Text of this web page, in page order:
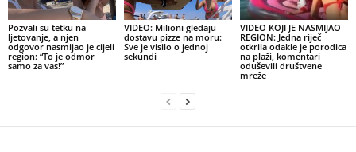
Pozvali su tetku na
ljetovanje, a njen
odgovor nasmijao je cijeli
region: “To je odmor
samo za vas!”
VIDEO: Milioni gledaju
dostavu pizze na moru:
Sve je visilo o jednoj
sekundi
VIDEO KOJI JE NASMIJAO
REGION: Jedna riječ
otkrila odakle je porodica
na plaži, komentari
oduševili društvene
mreže